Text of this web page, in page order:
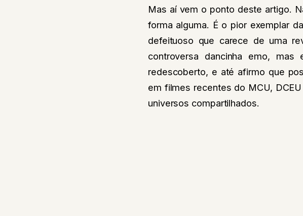
Mas aí vem o ponto deste artigo.
forma alguma. É o pior exemplar
defeituoso que carece de uma
controversa dancinha emo,
redescoberto, e até afirmo que
em filmes recentes do MCU,
universos compartilhados.